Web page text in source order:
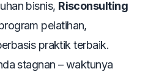
bisnis, Risconsulting
pelatihan,
praktik terbaik.
stagnan – waktunya